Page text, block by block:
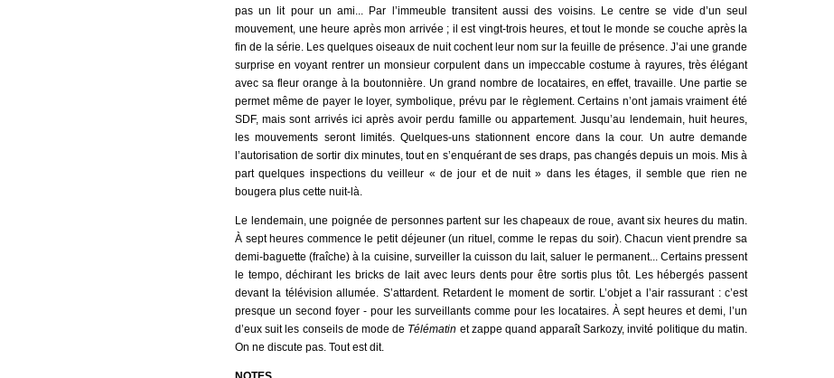
pas un lit pour un ami... Par l’immeuble transitent aussi des voisins. Le centre se vide d’un seul
mouvement, une heure après mon arrivée ; il est vingt-trois heures, et tout le monde se couche après la
fin de la série. Les quelques oiseaux de nuit cochent leur nom sur la feuille de présence. J’ai une grande
surprise en voyant rentrer un monsieur corpulent dans un impeccable costume à rayures, très élégant
avec sa fleur orange à la boutonnière. Un grand nombre de locataires, en effet, travaille. Une partie se
permet même de payer le loyer, symbolique, prévu par le règlement. Certains n’ont jamais vraiment été
SDF, mais sont arrivés ici après avoir perdu famille ou appartement. Jusqu’au lendemain, huit heures,
les mouvements seront limités. Quelques-uns stationnent encore dans la cour. Un autre demande
l’autorisation de sortir dix minutes, tout en s’enquérant de ses draps, pas changés depuis un mois. Mis à
part quelques inspections du veilleur « de jour et de nuit » dans les étages, il semble que rien ne
bougera plus cette nuit-là.
Le lendemain, une poignée de personnes partent sur les chapeaux de roue, avant six heures du matin.
À sept heures commence le petit déjeuner (un rituel, comme le repas du soir). Chacun vient prendre sa
demi-baguette (fraîche) à la cuisine, surveiller la cuisson du lait, saluer le permanent... Certains pressent
le tempo, déchirant les bricks de lait avec leurs dents pour être sortis plus tôt. Les hébergés passent
devant la télévision allumée. S’attardent. Retardent le moment de sortir. L’objet a l’air rassurant : c’est
presque un second foyer - pour les surveillants comme pour les locataires. À sept heures et demi, l’un
d’eux suit les conseils de mode de Télématin et zappe quand apparaît Sarkozy, invité politique du matin.
On ne discute pas. Tout est dit.